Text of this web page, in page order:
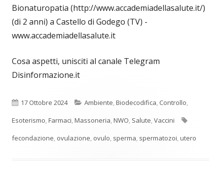
Bionaturopatia (http://www.accademiadellasalute.it/)
(di 2 anni) a Castello di Godego (TV) -
www.accademiadellasalute.it
Cosa aspetti, unisciti al canale Telegram
Disinformazione.it
Pubblicato
17 Ottobre 2024 Categorie
Ambiente,Biodecodifica, Controllo,
Esoterismo,Farmaci,Massoneria,NWO, Salute,Vaccini
fecondazione, ovulazione, ovulo, sperma, spermatozoi,utero